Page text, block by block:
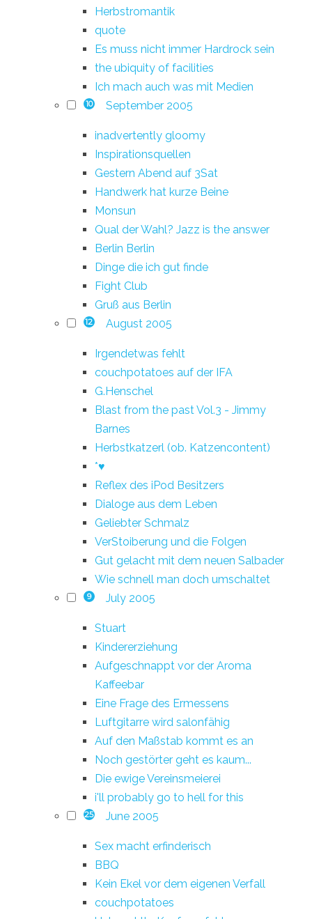
Herbstromantik
quote
Es muss nicht immer Hardrock sein
the ubiquity of facilities
Ich mach auch was mit Medien
10 September 2005
inadvertently gloomy
Inspirationsquellen
Gestern Abend auf 3Sat
Handwerk hat kurze Beine
Monsun
Qual der Wahl? Jazz is the answer
Berlin Berlin
Dinge die ich gut finde
Fight Club
Gruß aus Berlin
12 August 2005
Irgendetwas fehlt
couchpotatoes auf der IFA
G.Henschel
Blast from the past Vol.3 - Jimmy
Barnes
Herbstkatzerl (ob. Katzencontent)
*♥
Reflex des iPod Besitzers
Dialoge aus dem Leben
Geliebter Schmalz
VerStoiberung und die Folgen
Gut gelacht mit dem neuen Salbader
Wie schnell man doch umschaltet
9 July 2005
Stuart
Kindererziehung
Aufgeschnappt vor der Aroma
Kaffeebar
Eine Frage des Ermessens
Luftgitarre wird salonfähig
Auf den Maßstab kommt es an
Noch gestörter geht es kaum...
Die ewige Vereinsmeierei
i'll probably go to hell for this
25 June 2005
Sex macht erfinderisch
BBQ
Kein Ekel vor dem eigenen Verfall
couchpotatoes